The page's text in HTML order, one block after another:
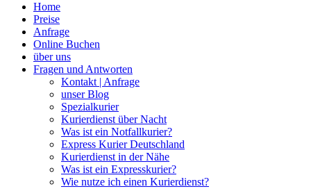
Home
Preise
Anfrage
Online Buchen
über uns
Fragen und Antworten
Kontakt | Anfrage
unser Blog
Spezialkurier
Kurierdienst über Nacht
Was ist ein Notfallkurier?
Express Kurier Deutschland
Kurierdienst in der Nähe
Was ist ein Expresskurier?
Wie nutze ich einen Kurierdienst?